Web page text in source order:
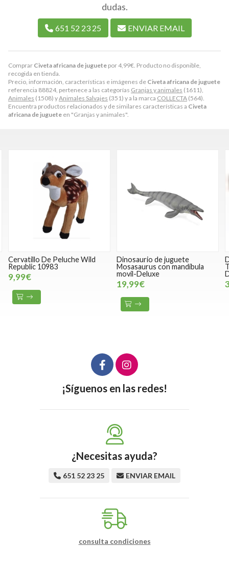
Comprar Civeta africana de juguete por4,99€ . Producto no disponible,
recogida en tienda.
Precio, información, características e imágenes de Civeta africana de juguete
referencia 88824, pertenece a las categorías Granjas y animales (1611),
Animales (1508) yAnimales Salvajes (351) y a la marca COLLECTA (564).
Encuentra productos relacionados y de similares características a Civeta
africana de juguete en "Granjas y animales".
dudas.
651 52 23 25 ENVIAR EMAIL
Cervatillo De Peluche Wild
Republic 10983
9,99€
Dinosaurio de juguete
Mosasaurus con mandíbula
movil-Deluxe
19,99€
¡Síguenos en las redes!
¿Necesitas ayuda?
651 52 23 25 ENVIAR EMAIL
consulta condiciones